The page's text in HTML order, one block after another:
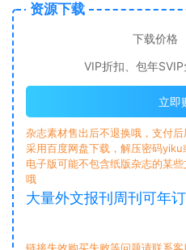
资源下载
下载价格
VIP折扣、包年SVIP
立即
杂志素材售出后不退换哦，支付
采用百度网盘下载，解压密码
电子版可能不包含纸版杂志的某
哦
大量外文报刊周刊可年